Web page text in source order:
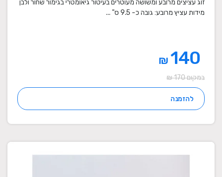
זוג עציצים מרובע ומשושה מעוטרים בעיטור גיאומטרי בגימור שחור ולבן
מידות עציץ מרובע: גובה כ- 9.5 ס" ...
₪
במקום 170 ₪
להזמנה